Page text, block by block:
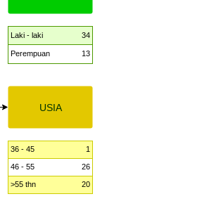
USIA
Laki - laki 34
Perempuan 13
36 - 45 1
46 - 55 26
>55 thn 20